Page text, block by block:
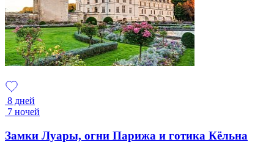
8 дней
7 ночей
Замки Луары, огни Парижа и готика Кёльна